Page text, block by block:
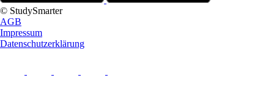
© StudySmarter
AGB
Impressum
Datenschutzerklärung